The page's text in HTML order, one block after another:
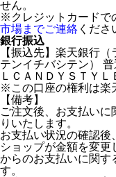
せん。
※クレジットカードで
市場までご連絡 くださ
銀行振込
【振込先】楽天銀行
テンイチバシテン）
ＬＣＡＮＤＹＳＴＹＬ
※この口座の権利は楽
【備考】
ご注文後、お支払い
りいたします。
お支払い状況の確認後
ショップが金額を変
からのお支払いに関す
す。